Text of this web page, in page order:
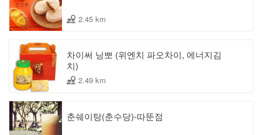
2.45 km
차이써 닝뽀 (위엔치 파오차이, 에너지김
치)
2.49 km
춘쉐이탕(춘수당)-따뚠점